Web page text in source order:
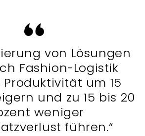
von Lösungen
Fashion-Logistik
um 15
und zu 15 bis 20
weniger
führen.“